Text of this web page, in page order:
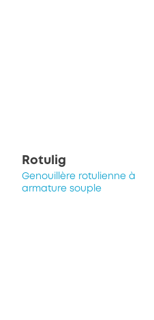
Rotulig
Genouillère rotulienne à
armature souple